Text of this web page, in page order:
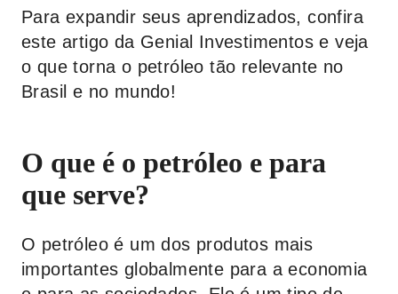
Para expandir seus aprendizados, confira
este artigo da Genial Investimentose veja
o que torna o petróleo tão relevante no
Brasil e no mundo!
O que é o petróleo e para
que serve?
O petróleo é um dos produtos mais
importantes globalmente para a economia